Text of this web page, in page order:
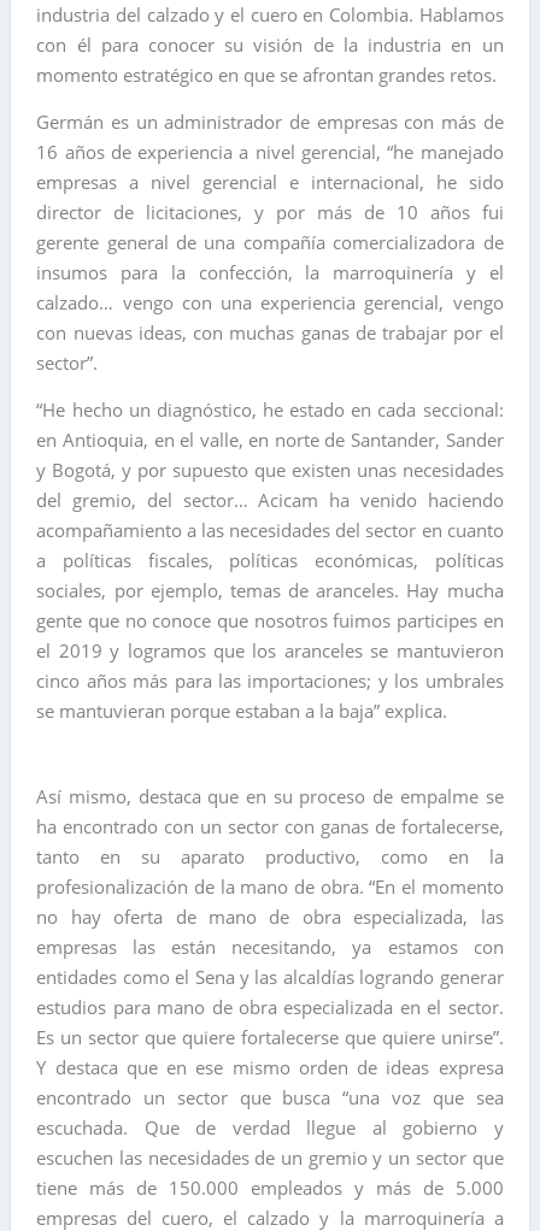
industria del calzado y el cuero en Colombia. Hablamos
con él para conocer su visión de la industria en un
momento estratégico en que se afrontan grandes retos.
Germán es un administrador de empresas con más de
16 años de experiencia a nivel gerencial, “he manejado
empresas a nivel gerencial e internacional, he sido
director de licitaciones, y por más de 10 años fui
gerente general de una compañía comercializadora de
insumos para la confección, la marroquinería y el
calzado… vengo con una experiencia gerencial, vengo
con nuevas ideas, con muchas ganas de trabajar por el
sector”.
“He hecho un diagnóstico, he estado en cada seccional:
en Antioquia, en el valle, en norte de Santander, Sander
y Bogotá, y por supuesto que existen unas necesidades
del gremio, del sector… Acicam ha venido haciendo
acompañamiento a las necesidades del sector en cuanto
a políticas fiscales, políticas económicas, políticas
sociales, por ejemplo, temas de aranceles. Hay mucha
gente que no conoce que nosotros fuimos participes en
el 2019 y logramos que los aranceles se mantuvieron
cinco años más para las importaciones; y los umbrales
se mantuvieran porque estaban a la baja” explica.
Así mismo, destaca que en su proceso de empalme se
ha encontrado con un sector con ganas de fortalecerse,
tanto en su aparato productivo, como en la
profesionalización de la mano de obra. “En el momento
no hay oferta de mano de obra especializada, las
empresas las están necesitando, ya estamos con
entidades como el Sena y las alcaldías logrando generar
estudios para mano de obra especializada en el sector.
Es un sector que quiere fortalecerse que quiere unirse”.
Y destaca que en ese mismo orden de ideas expresa
encontrado un sector que busca “una voz que sea
escuchada. Que de verdad llegue al gobierno y
escuchen las necesidades de un gremio y un sector que
tiene más de 150.000 empleados y más de 5.000
empresas del cuero, el calzado y la marroquinería a